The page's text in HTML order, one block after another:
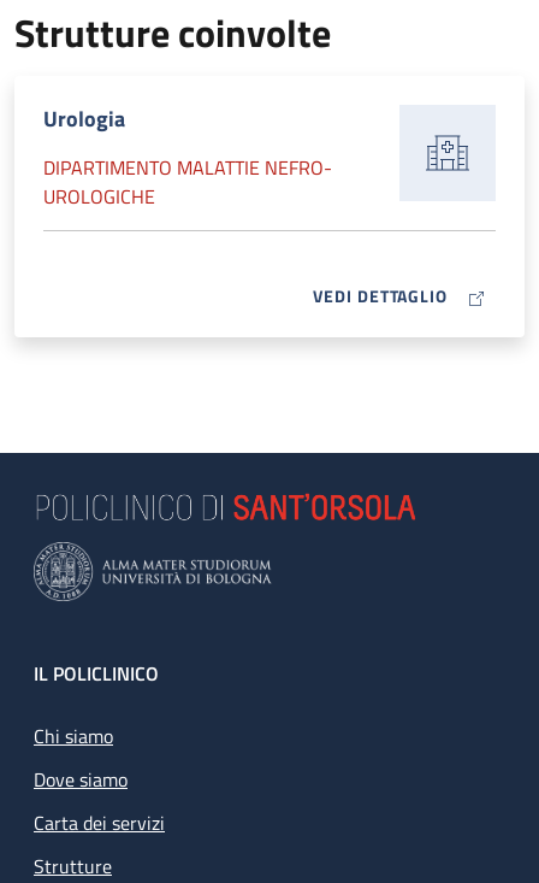
Strutture coinvolte
Urologia
DIPARTIMENTO MALATTIE NEFRO-
UROLOGICHE
VEDI DETTAGLIO MAP ICON
Footer
IL POLICLINICO
Chi siamo
Dove siamo
Carta dei servizi
Strutture